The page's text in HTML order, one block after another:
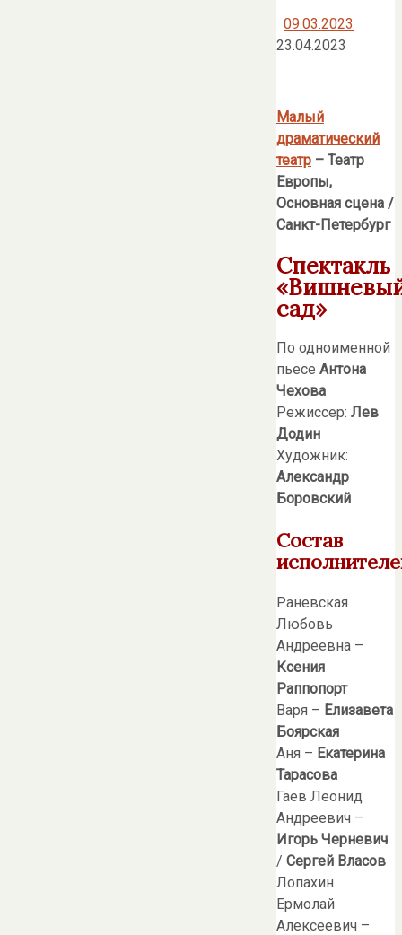
09.03.2023
23.04.2023
Малый
драматический
театр – Театр
Европы,
Основная сцена /
Санкт-Петербург
Спектакль
сад»
По одноименной
пьесе Антона
Чехова
Режиссер: Лев
Додин
Художник:
Александр
Боровский
Состав
Раневская
Любовь
Андреевна –
Ксения
Раппопорт
Варя – Елизавета
Боярская
Аня – Екатерина
Тарасова
Гаев Леонид
Андреевич –
Игорь Черневич
/ Сергей Власов
Лопахин
Ермолай
Алексеевич –